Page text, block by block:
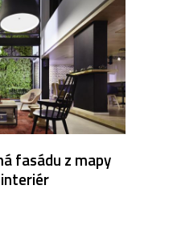
fasádu z mapy